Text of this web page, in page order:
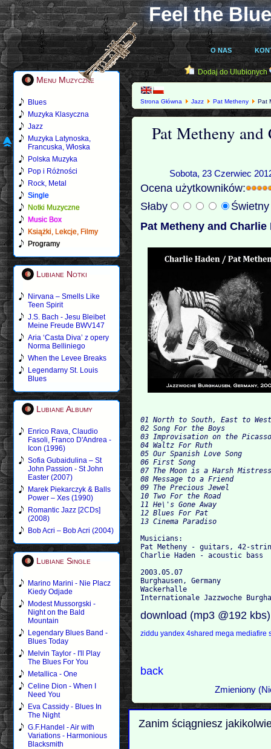
Feel the
O NAS
Menu Muzyczne
Blues
Muzyka Klasyczna
Jazz
Muzyka Latynoska,
Francuska, Włoska
Polska Muzyka
Pop i Różności
Rock, Metal
Single
Notki Muzyczne
Music Box
Książki, Lekcje, Filmy
Programy
Lubiane Notki
Nirvana – Smells Like
Teen Spirit
J.S. Bach - Jesu Bleibet
Meine Freude BWV147
Aria ‘Casta Diva’ z opery
Norma Belliniego
When the Levee Breaks
Legendarny St. Louis
Blues
Lubiane Albumy
Enrico Rava, Claudio
Fasoli, Franco D'Andrea -
Icon (1996)
Sofia Gubaidulina – St
John Passion - St John
Easter (2007)
Marek Piekarczyk & Balls
Power – Xes (1990)
Romantic Jazz [2CDs]
(2008)
Bob Acri – Bob Acri (2004)
Lubiane Single
Marino Marini - Nie Placz
Kiedy Odjade
Modest Mussorgski -
Night on the Bald
Mountain
Legendary Blues Band -
Blues Today
Melvin Taylor - I'll Play
The Blues For You
Metallica - One
Celine Dion - When I
Need You
Eva Cassidy - Blues In
The Night
G.F.Handel - Air with
Variations - Harmonious
Blacksmith
Dodaj do Ulubionych
Strona Główna Jazz Pat Metheny Pat
Pat Metheny and
Sobota, 23 Czerwiec
Ocena użytkowników:
Słaby
Pat Metheny and
01 North to South, East to
02 Song For the Boys
03 Improvisation on the
04 Waltz For Ruth
05 Our Spanish Love Song
06 First Song
07 The Moon is a Harsh
08 Message to a Friend
09 The Precious Jewel
10 Two For the Road
11 He\'s Gone Away
12 Blues For Pat
Musicians:
Pat Metheny - guitars, 42-
Charlie Haden - acoustic bass
2003.05.07
Burghausen, Germany
Wackerhalle
download (mp3 @192
ziddu yandex4sharedmegamediafire
back
Zmieniony
Zanim ściągniesz